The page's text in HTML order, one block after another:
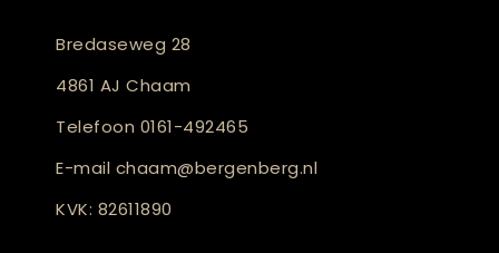
Bredaseweg 28
4861 AJ Chaam
Telefoon 0161-492465
E-mail chaam@bergenberg.nl
KVK: 82611890